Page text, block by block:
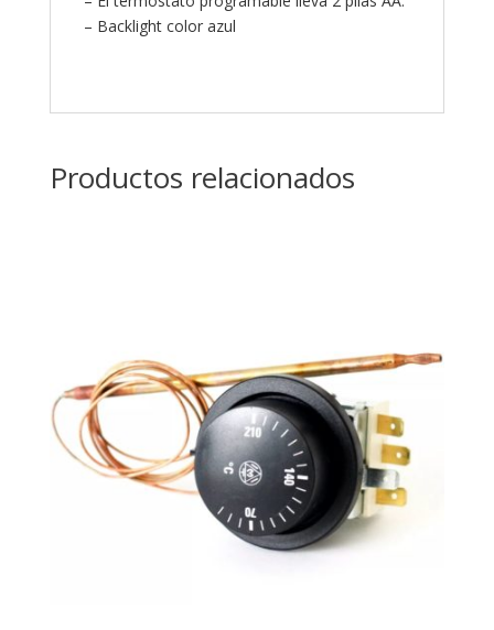
– Backlight color azul
Productos relacionados